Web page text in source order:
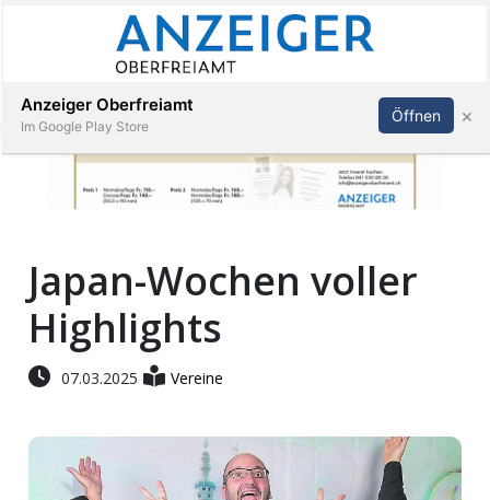
Veranstaltungen
Stellen
App
Abonnieren Anmelden
Japan-Wochen voller
Highlights
07.03.2025 Vereine
Anzeiger Oberfreiamt
Im Google Play Store
Öffnen ×